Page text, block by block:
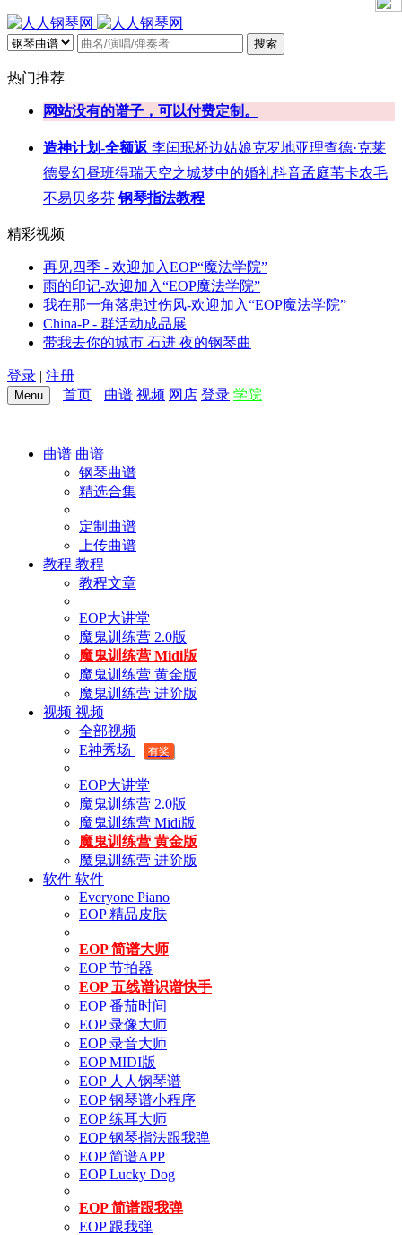
搜索
热门推荐
网站没有的谱子，可以付费定制。
造神计划-全额返 李闰珉桥边姑娘克罗地亚理查德·克莱
德曼幻昼班得瑞天空之城梦中的婚礼抖音孟庭苇卡农毛
不易贝多芬 钢琴指法教程
精彩视频
再见四季 - 欢迎加入EOP“魔法学院”
雨的印记-欢迎加入“EOP魔法学院”
我在那一角落患过伤风-欢迎加入“EOP魔法学院”
China-P - 群活动成品展
带我去你的城市 石进 夜的钢琴曲
登录 | 注册
Menu 首页 曲谱 视频 网店 登录 学院
曲谱 曲谱
钢琴曲谱
精选合集
定制曲谱
上传曲谱
教程 教程
教程文章
EOP大讲堂
魔鬼训练营 2.0版
魔鬼训练营 Midi版
魔鬼训练营 黄金版
魔鬼训练营 进阶版
视频 视频
全部视频
E神秀场
有奖
EOP大讲堂
魔鬼训练营 2.0版
魔鬼训练营 Midi版
魔鬼训练营 黄金版
魔鬼训练营 进阶版
软件 软件
Everyone Piano
EOP 精品皮肤
EOP 简谱大师
EOP 节拍器
EOP 五线谱识谱快手
EOP 番茄时间
EOP 录像大师
EOP 录音大师
EOP MIDI版
EOP 人人钢琴谱
EOP 钢琴谱小程序
EOP 练耳大师
EOP 钢琴指法跟我弹
EOP 简谱APP
EOP Lucky Dog
EOP 简谱跟我弹
EOP 跟我弹